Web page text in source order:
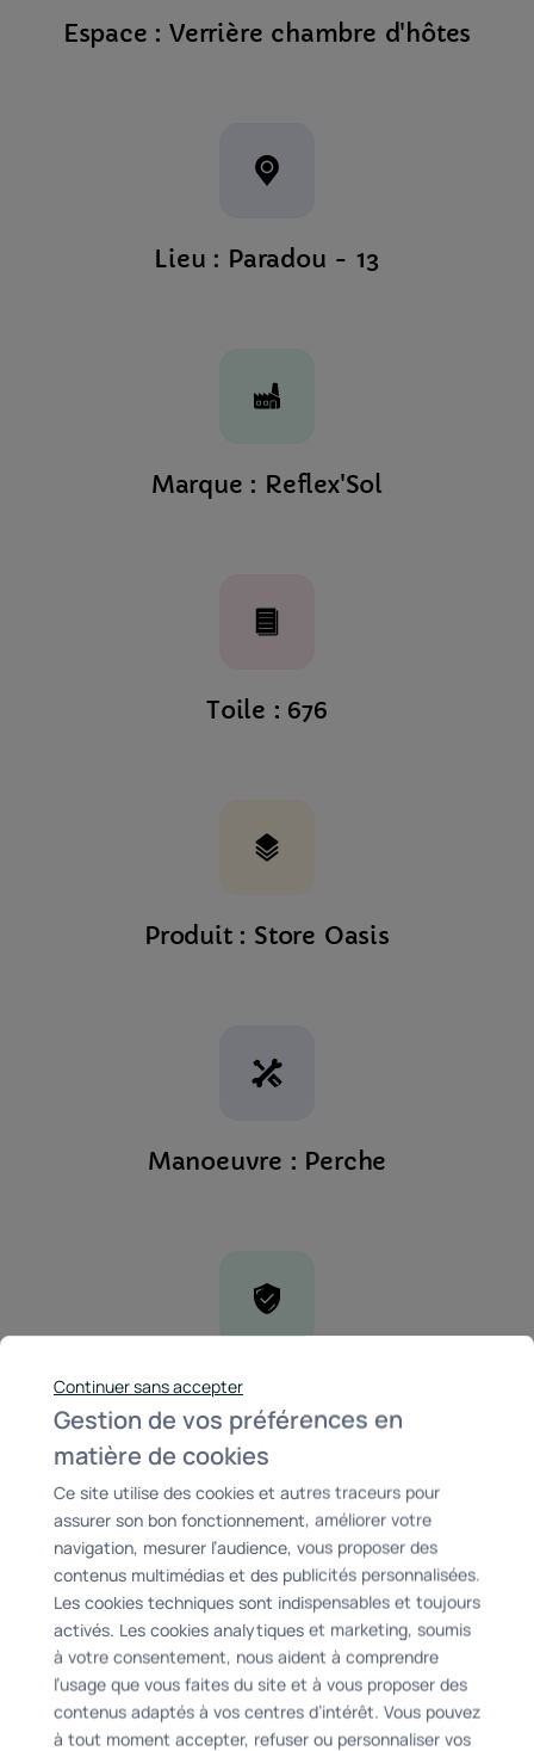
Espace : Verrière chambre d'hôtes
Lieu : Paradou - 13
Marque : Reflex'Sol
Toile : 676
Produit : Store Oasis
Manoeuvre : Perche
Garantie : 7 ans
Quantité : 7
Continuer sans accepter
Gestion de vos préférences en
matière de cookies
Ce site utilise des cookies et autres traceurs pour
assurer son bon fonctionnement, améliorer votre
navigation, mesurer l’audience, vous proposer des
contenus multimédias et des publicités personnalisées.
Les cookies techniques sont indispensables et toujours
activés. Les cookies analytiques et marketing, soumis
à votre consentement, nous aident à comprendre
l’usage que vous faites du site et à vous proposer des
contenus adaptés à vos centres d’intérêt. Vous pouvez
à tout moment accepter, refuser ou personnaliser vos